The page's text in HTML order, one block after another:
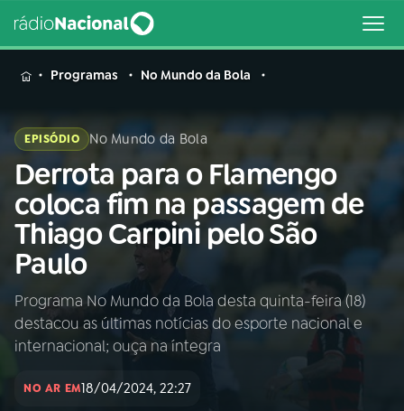
MENU
Buscar
na
Rádio
Nacional
Buscar
01INÍCIO
02A RÁDIO
Programas No Mundo da Bola
EPISÓDIO No Mundo da Bola
Derrota para o Flamengo
coloca fim na passagem de
Thiago Carpini pelo São
Paulo
Programa No Mundo da Bola desta quinta-feira (18)
destacou as últimas notícias do esporte nacional e
internacional; ouça na íntegra
NO AR EM18/04/2024, 22:27